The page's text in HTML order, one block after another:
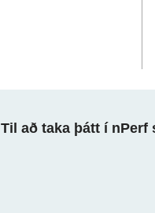
Til að taka þátt í